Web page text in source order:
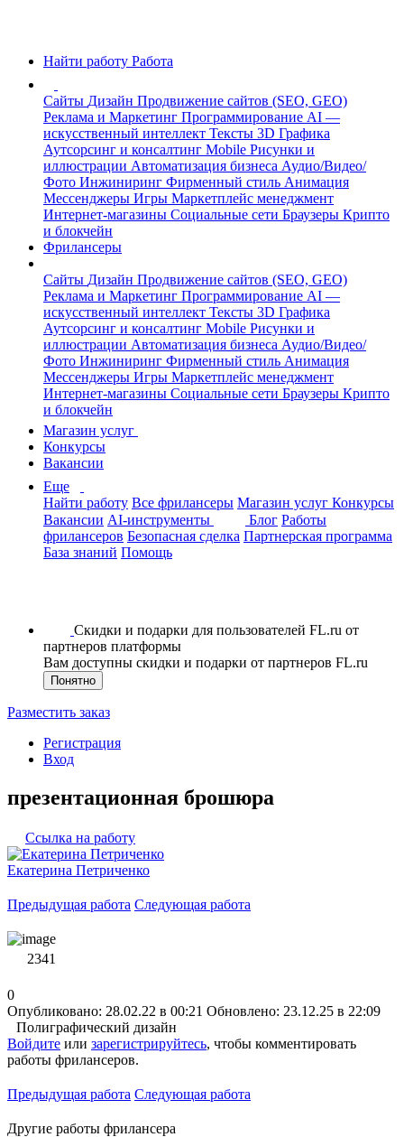
Найти работу Работа
Сайты Дизайн Продвижение сайтов (SEO, GEO)
Реклама и Маркетинг Программирование AI —
искусственный интеллект Тексты 3D Графика
Аутсорсинг и консалтинг Mobile Рисунки и
иллюстрации Автоматизация бизнеса Аудио/Видео/
Фото Инжиниринг Фирменный стиль Анимация
Мессенджеры Игры Маркетплейс менеджмент
Интернет-магазины Социальные сети Браузеры Крипто
и блокчейн
Фрилансеры
Сайты Дизайн Продвижение сайтов (SEO, GEO)
Реклама и Маркетинг Программирование AI —
искусственный интеллект Тексты 3D Графика
Аутсорсинг и консалтинг Mobile Рисунки и
иллюстрации Автоматизация бизнеса Аудио/Видео/
Фото Инжиниринг Фирменный стиль Анимация
Мессенджеры Игры Маркетплейс менеджмент
Интернет-магазины Социальные сети Браузеры Крипто
и блокчейн
Магазин услуг
Конкурсы
Вакансии
Еще
Найти работу Все фрилансеры Магазин услуг Конкурсы
Вакансии AI-инструменты Блог Работы
фрилансеров Безопасная сделка Партнерская программа
База знаний Помощь
Скидки и подарки для пользователей FL.ru от
партнеров платформы
Вам доступны скидки и подарки от партнеров FL.ru
Понятно
Разместить заказ
Регистрация
Вход
презентационная брошюра
Ссылка на работу
Екатерина Петриченко
Предыдущая работа Следующая работа
2341
0
Опубликовано: 28.02.22 в 00:21 Обновлено: 23.12.25 в 22:09
Полиграфический дизайн
Войдите или зарегистрируйтесь, чтобы комментировать
работы фрилансеров.
Предыдущая работа Следующая работа
Другие работы фрилансера